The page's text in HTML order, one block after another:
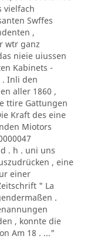
vielfach
Swffes
,
wtr ganz
nieie uiussen
Kabinets -
. Inli den
aller 1860 ,
ttire Gattungen
Kraft des eine
Miotors
. h . uni uns
, eine
einer
" La
.
, konnte die
Am 18 . ..."